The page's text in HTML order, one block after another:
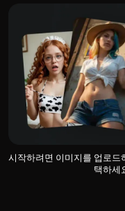
시작하려면 이미지를 업로드
택하세